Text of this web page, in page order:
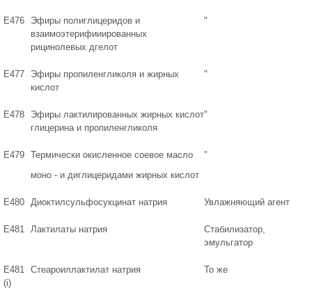
Е476
Эфиры полиглицеридов и
взаимоэтерифииированных
рицинолевых дгелот
"
Е477
Эфиры пропиленгликоля и жирных
кислот
"
Е478
Эфиры лактилированных жирных кислот
глицерина и пропиленгликоля
"
Е479 Термически окисленное соевое масло
моно - и диглицеридами жирных кислот
"
Е480 Диоктилсульфосукцинат натрия Увлажняющий агент
Е481 Лактилаты натрия
Стабилизатор,
эмульгатор
Е481
(i)
Стеароиллактилат натрия То же